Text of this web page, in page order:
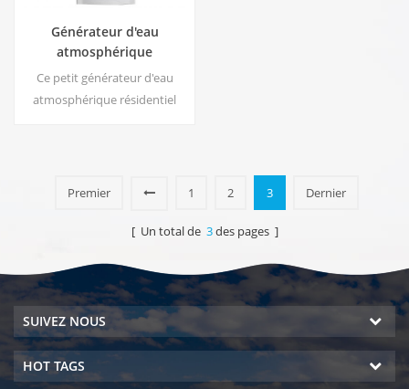
Générateur d'eau
atmosphérique
résidentiel HE-88C
Ce petit générateur d'eau
atmosphérique résidentiel
LCD. Capacité de stockage : 16
Premier 1 2 3 Dernier
[ Un total de 3des pages ]
SUIVEZ NOUS
HOT TAGS